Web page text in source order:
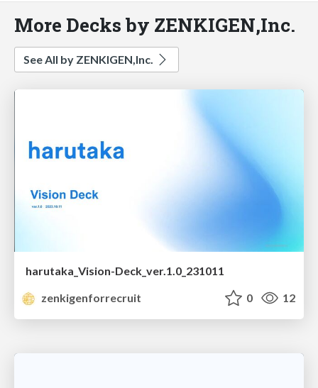
More Decks by ZENKIGEN,Inc.
See All by ZENKIGEN,Inc.
harutaka_Vision-Deck_ver.1.0_231011
zenkigenforrecruit
0 12